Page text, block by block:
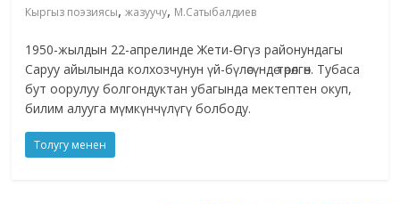
Кыргыз поэзиясы,жазуучу, М.Сатыбалдиев
1950-жылдын 22-апрелинде Жети-Өгүз районундагы
Саруу айылында колхозчунун үй-бүлөсүндө төрөлгөн. Тубаса
бут оорулуу болгондуктан убагында мектептен окуп,
билим алууга мүмкүнчүлүгү болбоду.
Толугу менен